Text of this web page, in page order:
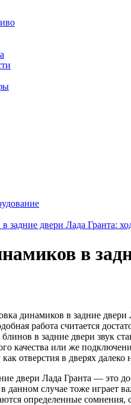
задние двери Лада Гранта:
в
динамиков в задние
работа считается
в задние двери звук
качества или же
отверстия в дверях
двери Лада Гранта — это
данном случае тоже играет
определенные сомнения,